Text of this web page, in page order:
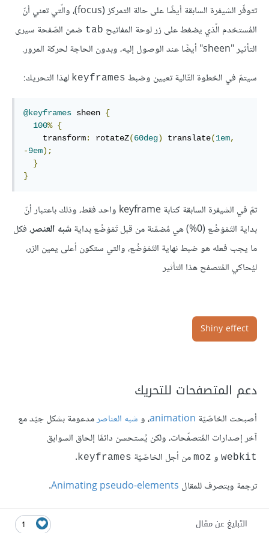
تتوفّر الشيفرة السابقة أيضًا على حالة التمركز (focus)، والّتي تعني أنّ
المُستخدم الّذي يضغط على زر لوحة المفاتيح tab ضمن الصّفحة سيرى
التأثير "sheen" أيضًا عند الوصول إليه، وبدون الحاجة لحركة المرور.
سيتمّ في الخطوة التّالية تعيين وضبط keyframes لهذا التحريك:
@keyframes sheen {
100% {
    transform
: rotateZ(60deg) translate(1em,
-9em);
}
}
تمّ في الشيفرة السابقة كتابة keyframe واحد فقط، وذلك باعتبار أنّ
بداية التَمَوْضُع (0%) هي مُضمّنة من قبل تَمَوْضُع بداية
شبه العنصر، فكل
ما يجب فعله هو ضبط نهاية التَمَوْضُع، والتي ستكون أعلى يمين الزر،
ليُحاكي المُتصفح هذا التأثير
Shiny effect
دعم المتصفحات للتحريك
أصبحت الخاصّيّة animation، وشبه العناصرمدعومة بشكل جيّد مع
آخر إصدارات المُتصفّحات، ولكن يُستحسن دائمًا إلحاق السوابق
webkit و moz من أجل الخاصّيّة keyframes
.
ترجمة وبتصرف للمقال Animating pseudo-elements
.
1 التبليغ عن مقال